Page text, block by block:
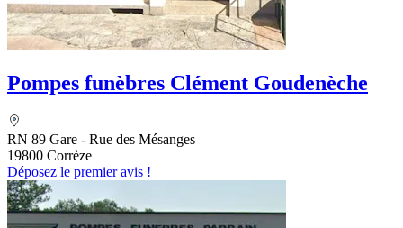
Pompes funèbres Clément Goudenèche
RN 89 Gare - Rue des Mésanges
19800 Corrèze
Déposez le premier avis !